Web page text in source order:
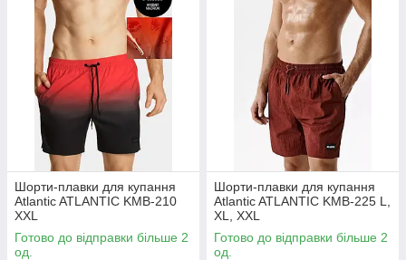
Шорти-плавки для купання
Atlantic ATLANTIC KMB-210
XXL
Готово до відправки більше 2
од.
Шорти-плавки для купання
Atlantic ATLANTIC KMB-225 L,
XL, XXL
Готово до відправки більше 2
од.